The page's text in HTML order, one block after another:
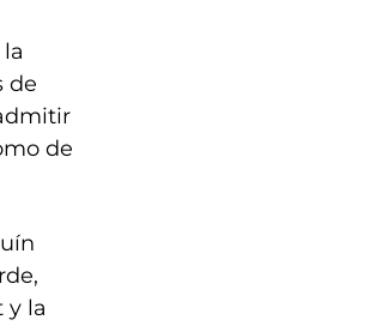
de
de
y la